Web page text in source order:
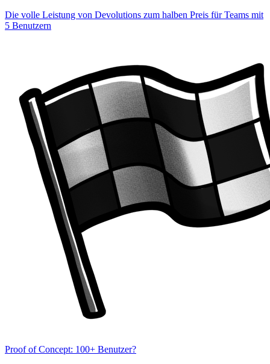
Die volle Leistung von Devolutions zum halben Preis für Teams mit
5 Benutzern
Proof of Concept: 100+ Benutzer?